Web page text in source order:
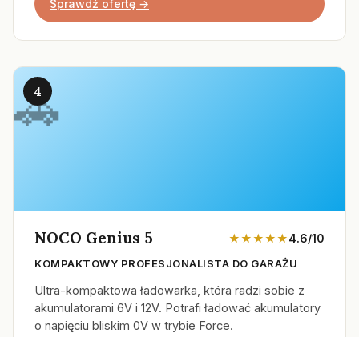
Sprawdź ofertę →
4
NOCO Genius 5 ★★★★★4.6/10
KOMPAKTOWY PROFESJONALISTA DO GARAŻU
Ultra-kompaktowa ładowarka, która radzi sobie z
akumulatorami 6V i 12V. Potrafi ładować akumulatory
o napięciu bliskim 0V w trybie Force.